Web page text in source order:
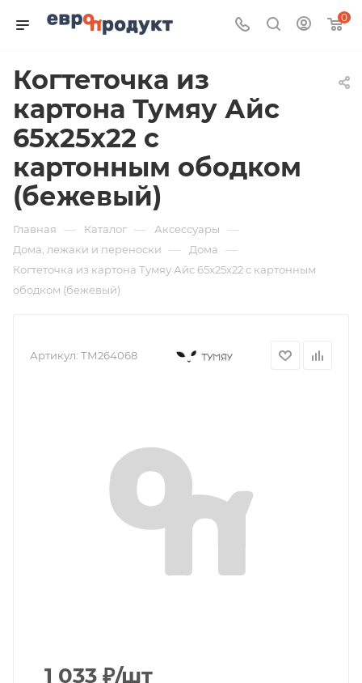
0
Когтеточка из
картона Тумяу Айс
65х25х22 с
картонным ободком
(бежевый)
Главная — Каталог — Аксессуары —
Дома, лежаки и переноски — Дома —
Когтеточка из картона Тумяу Айс 65х25х22 с картонным
ободком (бежевый)
Артикул: ТМ264068
1 033 ₽/шт